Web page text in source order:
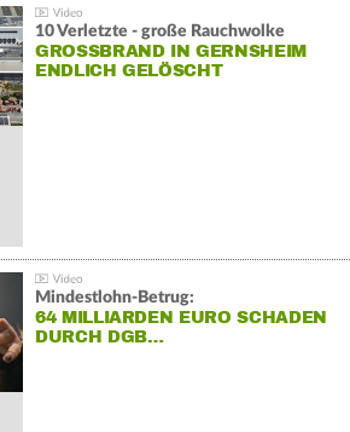
10 Verletzte - große Rauchwolke
GROSSBRAND IN GERNSHEIM E
NDLICH GELÖSCHT
Mindestlohn-Betrug:
64 MILLIARDEN EURO SCHADEN
DURCH DGB…